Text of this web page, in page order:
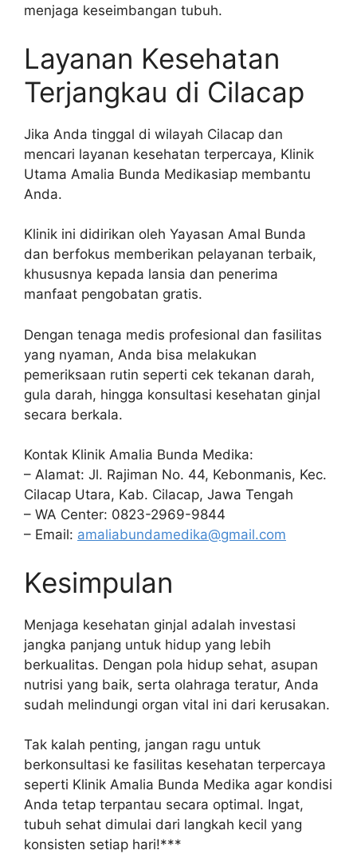
menjaga keseimbangan tubuh.
Layanan Kesehatan
Terjangkau di Cilacap
Jika Anda tinggal di wilayah Cilacap dan
mencari layanan kesehatan terpercaya, Klinik
Utama Amalia Bunda Medikasiap membantu
Anda.
Klinik ini didirikan oleh Yayasan Amal Bunda
dan berfokus memberikan pelayanan terbaik,
khususnya kepada lansia dan penerima
manfaat pengobatan gratis.
Dengan tenaga medis profesional dan fasilitas
yang nyaman, Anda bisa melakukan
pemeriksaan rutin seperti cek tekanan darah,
gula darah, hingga konsultasi kesehatan ginjal
secara berkala.
Kontak Klinik Amalia Bunda Medika:
– Alamat: Jl. Rajiman No. 44, Kebonmanis, Kec.
Cilacap Utara, Kab. Cilacap, Jawa Tengah
– WA Center: 0823-2969-9844
– Email: amaliabundamedika@gmail.com
Kesimpulan
Menjaga kesehatan ginjal adalah investasi
jangka panjang untuk hidup yang lebih
berkualitas. Dengan pola hidup sehat, asupan
nutrisi yang baik, serta olahraga teratur, Anda
sudah melindungi organ vital ini dari kerusakan.
Tak kalah penting, jangan ragu untuk
berkonsultasi ke fasilitas kesehatan terpercaya
seperti Klinik Amalia Bunda Medika agar kondisi
Anda tetap terpantau secara optimal. Ingat,
tubuh sehat dimulai dari langkah kecil yang
konsisten setiap hari!***